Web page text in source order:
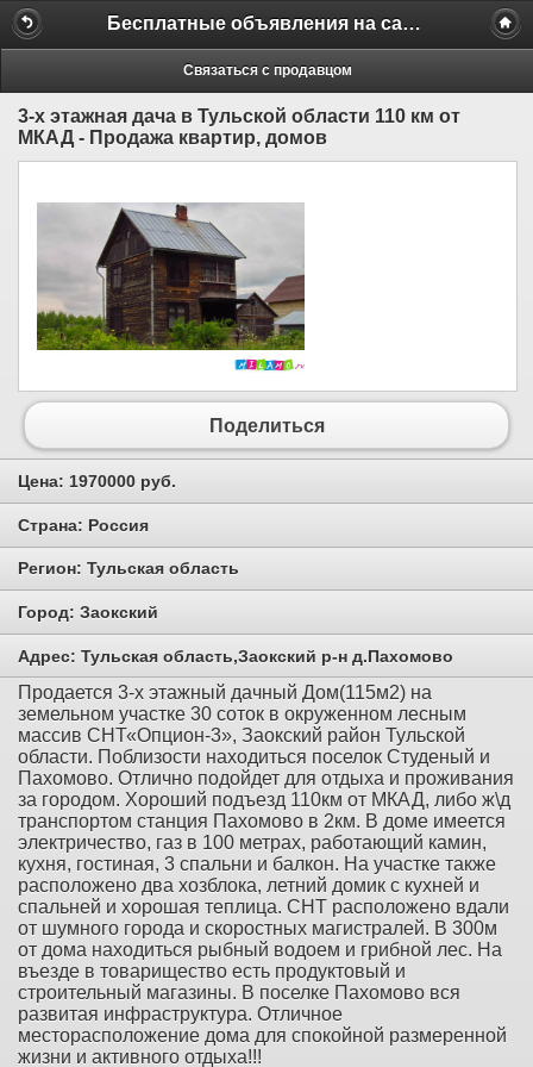
Бесплатные объявления на сайте MILAMO.ru
Связаться с продавцом
3-х этажная дача в Тульской области 110 км от
МКАД - Продажа квартир, домов
Поделиться
Цена: 1970000 руб.
Страна: Россия
Регион: Тульская область
Город: Заокский
Адрес: Тульская область,Заокский р-н д.Пахомово
Продается 3-х этажный дачный Дом(115м2) на
земельном участке 30 соток в окруженном лесным
массив СНТ«Опцион-3», Заокский район Тульской
области. Поблизости находиться поселок Студеный и
Пахомово. Отлично подойдет для отдыха и проживания
за городом. Хороший подъезд 110км от МКАД, либо ж\д
транспортом станция Пахомово в 2км. В доме имеется
электричество, газ в 100 метрах, работающий камин,
кухня, гостиная, 3 спальни и балкон. На участке также
расположено два хозблока, летний домик с кухней и
спальней и хорошая теплица. СНТ расположено вдали
от шумного города и скоростных магистралей. В 300м
от дома находиться рыбный водоем и грибной лес. На
въезде в товарищество есть продуктовый и
строительный магазины. В поселке Пахомово вся
развитая инфраструктура. Отличное
месторасположение дома для спокойной размеренной
жизни и активного отдыха!!!